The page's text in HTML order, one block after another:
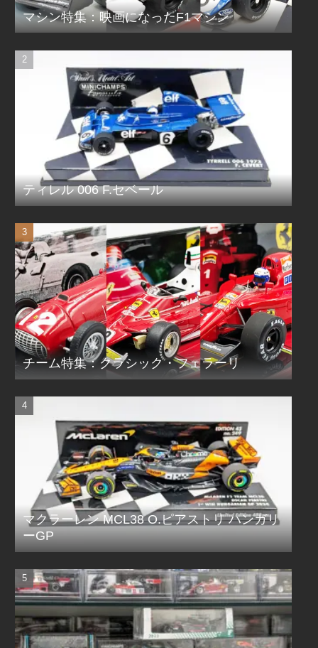
マシン特集：映画になったF1マシン
ティレル 006 F.セベール
チーム特集：クラシック・フェラーリ
マクラーレン MCL38 O.ピアストリ ハンガリ
ーGP